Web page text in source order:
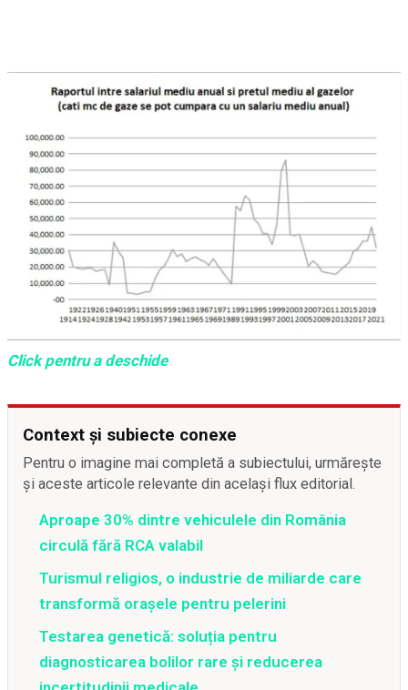
Click pentru a deschide
Context și subiecte conexe
Pentru o imagine mai completă a subiectului, urmărește
și aceste articole relevante din același flux editorial.
Aproape 30% dintre vehiculele din România
circulă fără RCA valabil
Turismul religios, o industrie de miliarde care
transformă orașele pentru pelerini
Testarea genetică: soluția pentru
diagnosticarea bolilor rare și reducerea